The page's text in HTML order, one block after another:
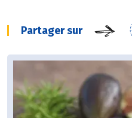
Partager sur